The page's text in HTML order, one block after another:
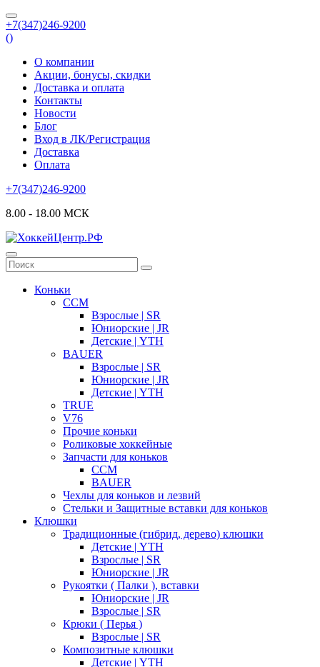
+7(347)246-9200
()
О компании
Акции, бонусы, скидки
Доставка и оплата
Контакты
Новости
Блог
Вход в ЛК/Регистрация
Доставка
Оплата
+7(347)246-9200
8.00 - 18.00 МСК
Коньки
CCM
Взрослые | SR
Юниорские | JR
Детские | YTH
BAUER
Взрослые | SR
Юниорские | JR
Детские | YTH
TRUE
V76
Прочие коньки
Роликовые хоккейные
Запчасти для коньков
CCM
BAUER
Чехлы для коньков и лезвий
Стельки и Защитные вставки для коньков
Клюшки
Традиционные (гибрид, дерево) клюшки
Детские | YTH
Взрослые | SR
Юниорские | JR
Рукоятки ( Палки ), вставки
Юниорские | JR
Взрослые | SR
Крюки ( Перья )
Взрослые | SR
Композитные клюшки
Детские | YTH